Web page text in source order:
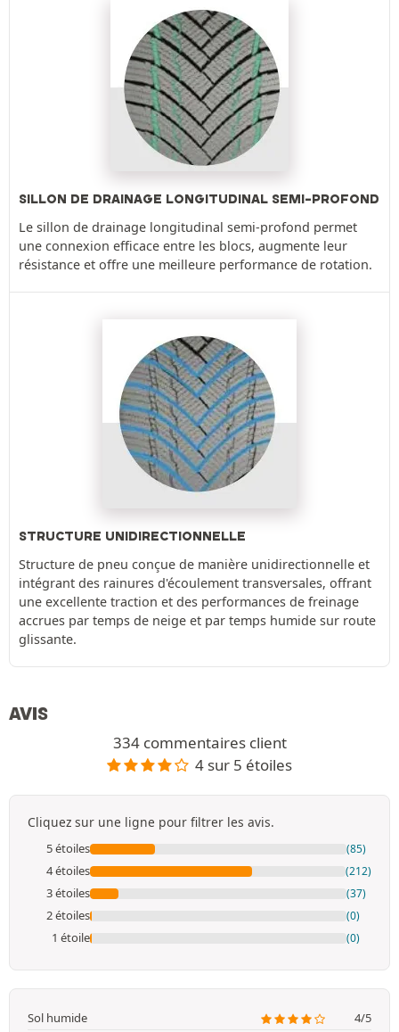
SILLON DE DRAINAGE LONGITUDINAL SEMI-PROFOND
Le sillon de drainage longitudinal semi-profond permet
une connexion efficace entre les blocs, augmente leur
résistance et offre une meilleure performance de rotation.
STRUCTURE UNIDIRECTIONNELLE
Structure de pneu conçue de manière unidirectionnelle et
intégrant des rainures d'écoulement transversales, offrant
une excellente traction et des performances de freinage
accrues par temps de neige et par temps humide sur route
glissante.
AVIS
334 commentaires client
4 sur 5 étoiles
Cliquez sur une ligne pour filtrer les avis.
5 étoiles (85)
4 étoiles (212)
3 étoiles (37)
2 étoiles (0)
1 étoile (0)
Sol humide
4/5